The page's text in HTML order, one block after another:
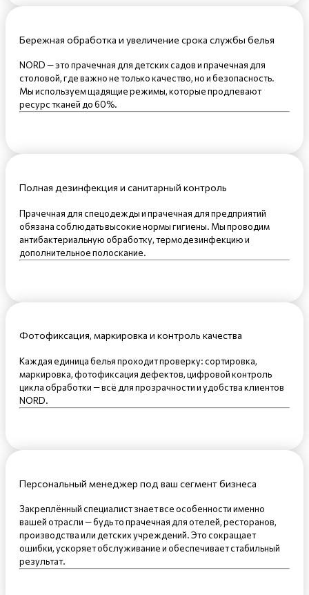
Бережная обработка и увеличение срока службы белья
NORD — это прачечная для детских садов и прачечная для
столовой, где важно не только качество, но и безопасность.
Мы используем щадящие режимы, которые продлевают
ресурс тканей до 60%.
Полная дезинфекция и санитарный контроль
Прачечная для спецодежды и прачечная для предприятий
обязана соблюдать высокие нормы гигиены. Мы проводим
антибактериальную обработку, термодезинфекцию и
дополнительное полоскание.
Фотофиксация, маркировка и контроль качества
Каждая единица белья проходит проверку: сортировка,
маркировка, фотофиксация дефектов, цифровой контроль
цикла обработки — всё для прозрачности и удобства клиентов
NORD.
Персональный менеджер под ваш сегмент бизнеса
Закреплённый специалист знает все особенности именно
вашей отрасли — будь то прачечная для отелей, ресторанов,
производства или детских учреждений. Это сокращает
ошибки, ускоряет обслуживание и обеспечивает стабильный
результат.